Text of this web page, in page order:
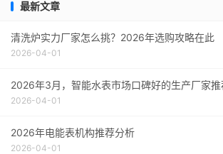
最新文章
清洗炉实力厂家怎么挑？2026年选购攻略在此
2026-04-01
2026年3月，智能水表市场口碑好的生产厂家
2026-04-01
2026年电能表机构推荐分析
2026-04-01